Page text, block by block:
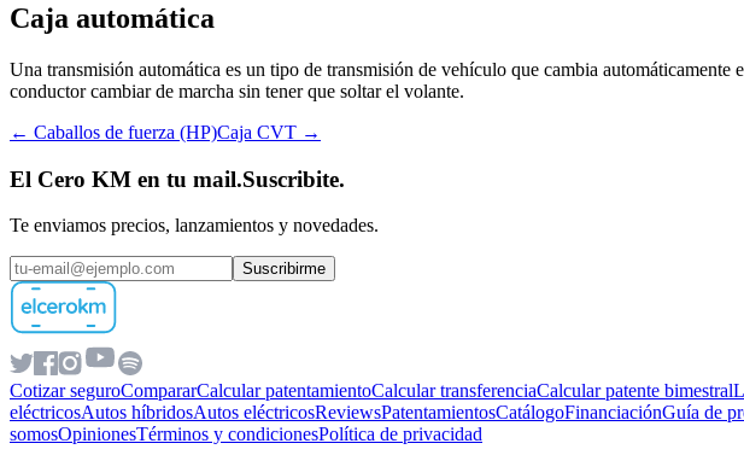
Caja automática
Una transmisión automática es un tipo de transmisión de vehículo que cambia
conductor cambiar de marcha sin tener que soltar el volante.
← Caballos de fuerza (HP)Caja CVT →
El Cero KM en tu mail.Suscribite.
Te enviamos precios, lanzamientos y novedades.
Suscribirme
Cotizar seguroCompararCalcular patentamientoCalcular transferenciaCalcular patente bimestral
eléctricosAutos híbridosAutos eléctricosReviewsPatentamientosCatálogoFinanciaciónGuía de
somosOpinionesTérminos y condicionesPolítica de privacidad